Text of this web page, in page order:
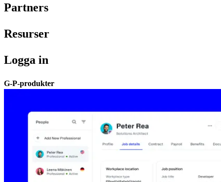
Partners​​
Resurser​​
Logga in​​
G-P-produkter​​